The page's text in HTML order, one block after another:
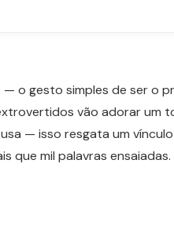
o gesto simples de ser o
vão adorar um
— isso resgata um
que mil palavras ensaiadas.